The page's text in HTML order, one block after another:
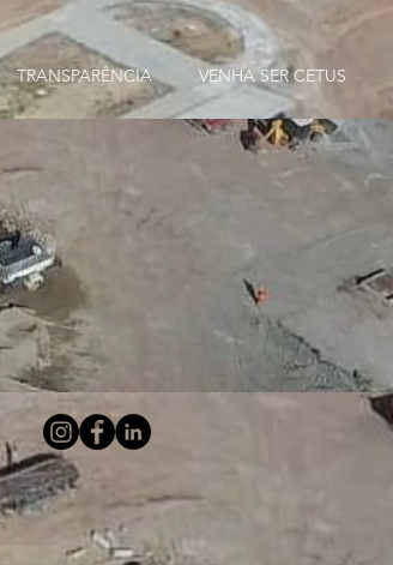
TRANSPARÊNCIA VENHA SER CETUS